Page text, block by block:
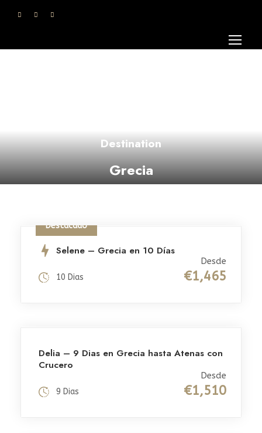
Destination
Grecia
Destacado
Selene – Grecia en 10 Días
Desde
€1,465
10 Dias
Delia – 9 Dias en Grecia hasta Atenas con
Crucero
Desde
€1,510
9 Dias